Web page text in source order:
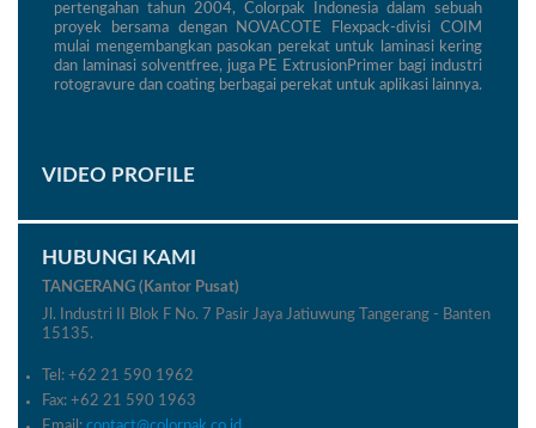
pertengahan tahun 2004, Colorpak Indonesia dalam sebuah
proyek bersama dengan NOVACOTE Flexpack-divisi COIM
mulai mengembangkan pasokan perekat untuk laminasi kering
dan laminasi solventfree, juga PE ExtrusionPrimer bagi industri
rotogravure dan coating berbagai perekat untuk aplikasi lainnya.
VIDEO PROFILE
HUBUNGI KAMI
TANGERANG (Kantor Pusat)
Jl. Industri II Blok F No. 7 Pasir Jaya Jatiuwung Tangerang - Banten
15135.
Tel: +62 21 590 1962
Fax: +62 21 590 1963